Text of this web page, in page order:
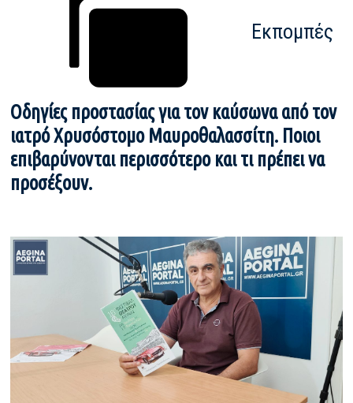
Εκπομπές
Οδηγίες προστασίας για τον καύσωνα από τον
ιατρό Χρυσόστομο Μαυροθαλασσίτη. Ποιοι
επιβαρύνονται περισσότερο και τι πρέπει να
προσέξουν.